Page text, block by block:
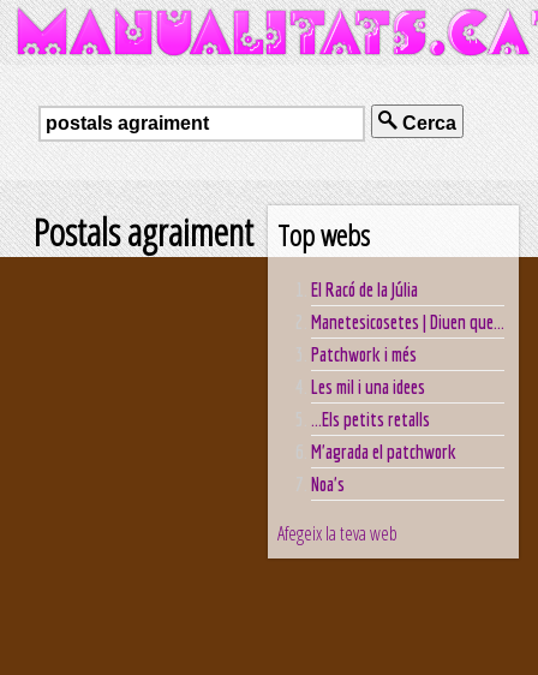
Cerca
Top webs
El Racó de la Júlia
Manetesicosetes | Diuen que...
Patchwork i més
Les mil i una idees
...Els petits retalls
M'agrada el patchwork
Noa's
Afegeix la teva web
Postals agraiment